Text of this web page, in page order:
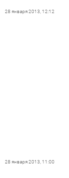
28 января 2013, 12:12
28 января 2013, 11:00